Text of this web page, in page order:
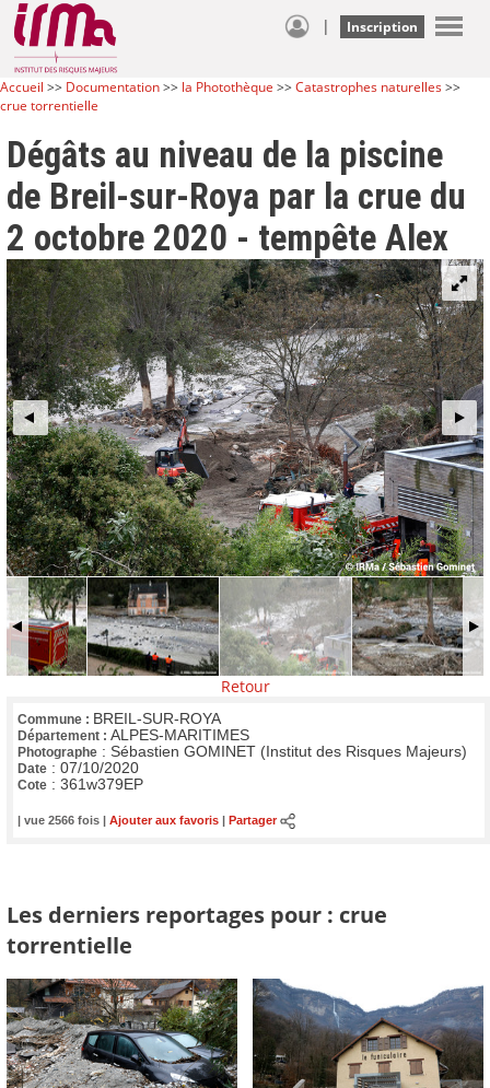
| Inscription
Accueil >> Documentation>> la Photothèque >>Catastrophes naturelles>>
crue torrentielle
Dégâts au niveau de la piscine
de Breil-sur-Roya par la crue du
2 octobre 2020 - tempête Alex
Retour
Commune : BREIL-SUR-ROYA
Département : ALPES-MARITIMES
Photographe : Sébastien GOMINET (Institut des Risques Majeurs)
Date : 07/10/2020
Cote : 361w379EP
| vue 2566 fois | Ajouter aux favoris Partager
Les derniers reportages pour : crue
torrentielle